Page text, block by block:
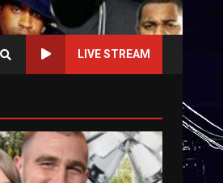
LIVE STREAM